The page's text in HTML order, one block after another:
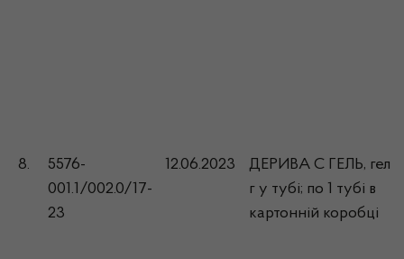
8.
5576-
001.1/002.0/17-
23
12.06.2023
ДЕРИВА С ГЕЛЬ, гель
г у тубі; по 1 тубі в
картонній коробці